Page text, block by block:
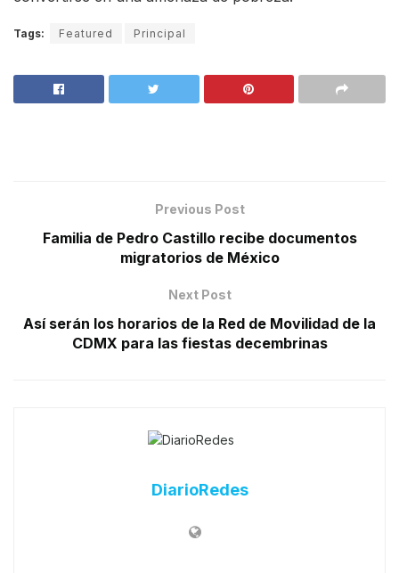
Tags: Featured Principal
Previous Post
Familia de Pedro Castillo recibe documentos
migratorios de México
Next Post
Así serán los horarios de la Red de Movilidad de la
CDMX para las fiestas decembrinas
DiarioRedes